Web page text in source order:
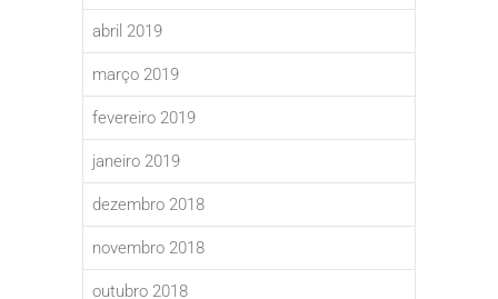
abril 2019
março 2019
fevereiro 2019
janeiro 2019
dezembro 2018
novembro 2018
outubro 2018